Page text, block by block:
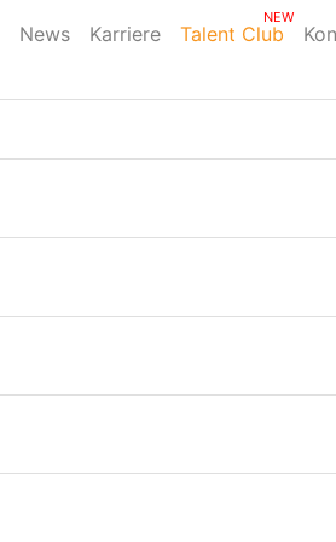
News Karriere Talent Club
NEW